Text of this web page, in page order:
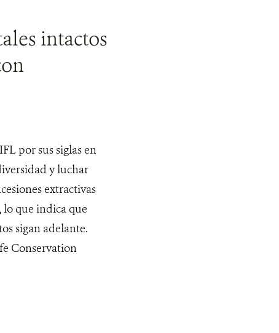
intactos
por sus siglas en
y luchar
extractivas
lo que indica que
sigan adelante.
Conservation